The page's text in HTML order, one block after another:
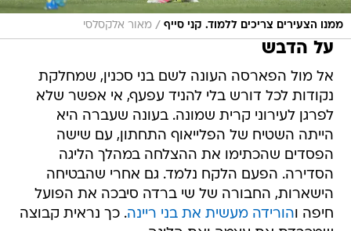
ממנו הצעירים צריכים ללמוד. קני סייף / מאור אלקסלסי
על הדבש
אל מול הפארסה העונה לשם בני סכנין, שמחלקת
נקודות לכל דורש בלי להניד עפעף, אי אפשר שלא
לפרגן לעירוני קרית שמונה. בעונה שעברה היא
הייתה השטיח של הפלייאוף התחתון, עם שישה
הפסדים שהכתימו את ההצלחה במהלך הליגה
הסדירה. הפעם הלקח נלמד. גם אחרי שהבטיחה
הישארות, החבורה של שי ברדה סיבכה את הפועל
חיפה והורידה מעשית את בני ריינה. כך נראית קבוצה